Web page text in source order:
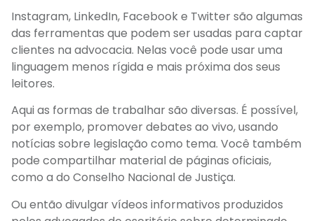
Instagram, LinkedIn, Facebook e Twitter são algumas
das ferramentas que podem ser usadas para captar
clientes na advocacia. Nelas você pode usar uma
linguagem menos rígida e mais próxima dos seus
leitores.
Aqui as formas de trabalhar são diversas. É possível,
por exemplo, promover debates ao vivo, usando
notícias sobre legislação como tema. Você também
pode compartilhar material de páginas oficiais,
como a do Conselho Nacional de Justiça.
Ou então divulgar vídeos informativos produzidos